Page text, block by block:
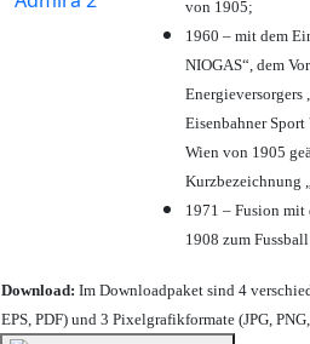
von 1905;
1960 – mit dem
NIOGAS“, dem
Energieversorgers
Eisenbahner
Wien von 1905
Kurzbezeichnung
1971 – Fusion mit
1908 zum
Download: Im Downloadpaket sind 4
EPS, PDF) und 3 Pixelgrafikformate (JPG,